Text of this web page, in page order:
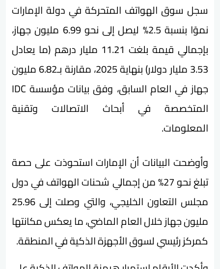
سجل سوق الهواتف المتحركة في دولة الإمارات
نموًا بنسبة 2.5% ليصل إلى نحو 6.99 مليون جهاز،
بإجمالي قيمة بلغت 11.21 مليار درهم (ما يعادل
3.53 مليار دولار) بنهاية 2025، مقارنة بـ6.82 مليون
جهاز في العام السابق، وفق بيانات مؤسسة IDC
المتخصصة في أبحاث الاتصالات وتقنية
المعلومات.
وأوضحت البيانات أن الإمارات استحوذت على حصة
تبلغ نحو 27% من إجمالي شحنات الهواتف في دول
مجلس التعاون الخليجي، والتي وصلت إلى 25.96
مليون جهاز خلال العام الماضي، ما يعكس مكانتها
كمركز رئيسي لسوق الأجهزة الذكية في المنطقة.